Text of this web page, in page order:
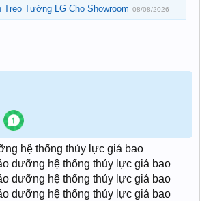
Treo Tường LG Cho Showroom 08/08/2026
hệ thống thủy lực giá bao
dưỡng hệ thống thủy lực giá bao
dưỡng hệ thống thủy lực giá bao
dưỡng hệ thống thủy lực giá bao